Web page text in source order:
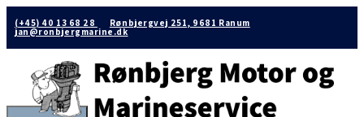
(+45) 40 13 68 28 Rønbjergvej 251, 9681 Ranum
jan@ronbjergmarine.dk